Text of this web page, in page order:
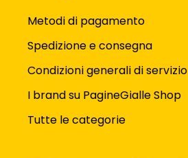
Metodi di pagamento
Spedizione e consegna
Condizioni generali di servizio
I brand su PagineGialle Shop
Tutte le categorie